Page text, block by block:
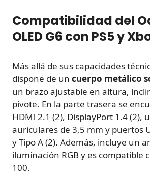
Compatibilidad del
OLED G6 con PS5 y
Más allá de sus capacidades
dispone de un cuerpo metálico
un brazo ajustable en altura,
pivote. En la parte trasera se
HDMI 2.1 (2), DisplayPort 1.4 (2),
auriculares de 3,5 mm y puertos
y Tipo A (2). Además, incluye un
iluminación RGB y es compatible
100.